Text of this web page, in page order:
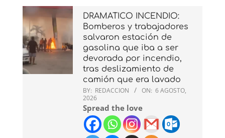
DRAMATICO INCENDIO:
Bomberos y trabajadores
salvaron estación de
gasolina que iba a ser
devorada por incendio,
tras deslizamiento de
camión que era lavado
BY: REDACCION ON: 6 AGOSTO,
2026
Spread the love